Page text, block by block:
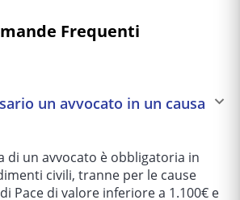
Frequenti
un avvocato in un causa
di un avvocato è obbligatoria in
civili, tranne per le cause
Pace di valore inferiore a 1.100€ e